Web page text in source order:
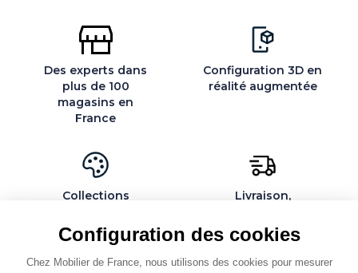
Configuration des cookies
Chez Mobilier de France, nous utilisons des cookies pour mesurer
Des experts dans
plus de 100
magasins en
France
Configuration 3D en
réalité augmentée
Collections
personnalisables
Livraison,
montage par des
spécialistes